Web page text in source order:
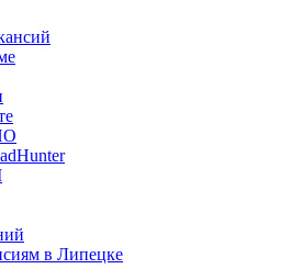
в Липецке